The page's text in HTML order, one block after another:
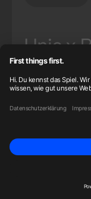
Unic x
Wegen